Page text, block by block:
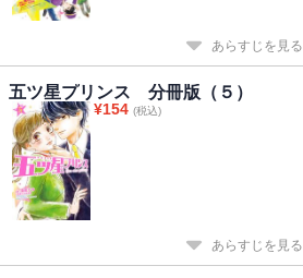
あらすじを見る
五ツ星プリンス 分冊版（５）
¥154 (税込)
あらすじを見る